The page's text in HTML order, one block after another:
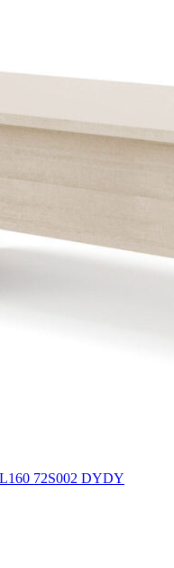
72S002 DYDY